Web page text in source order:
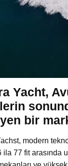
Yacht,
bir
modern
ila 77 fit arasında